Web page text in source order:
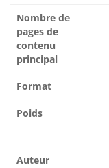
Nombre de
pages de
contenu
principal
Format
Poids
Auteur